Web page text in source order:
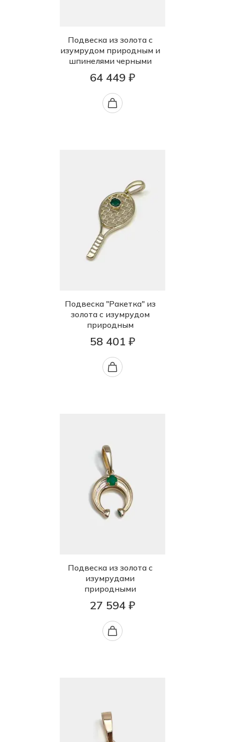
Подвеска из золота с
изумрудом природным и
шпинелями черными
64 449 ₽
Подвеска "Ракетка" из
золота с изумрудом
природным
58 401 ₽
Подвеска из золота с
изумрудами
природными
27 594 ₽